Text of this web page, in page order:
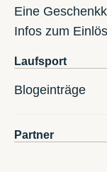
Eine
Infos zum
Laufsport
Blogeinträge
Partner